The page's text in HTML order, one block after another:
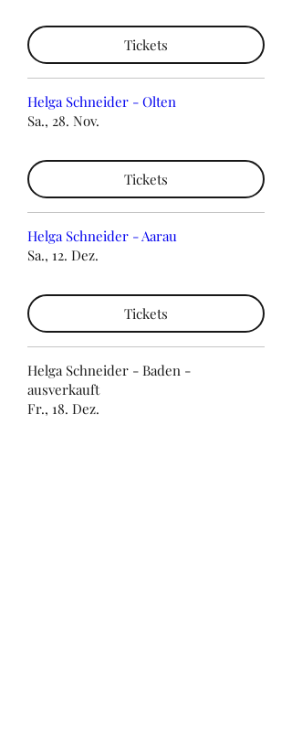
Tickets
Helga Schneider - Olten
Sa., 28. Nov.
Tickets
Helga Schneider - Aarau
Sa., 12. Dez.
Tickets
Helga Schneider - Baden -
ausverkauft
Fr., 18. Dez.